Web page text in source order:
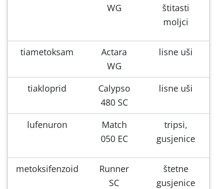
WG
štitasti
moljci
tiametoksam
Actara
WG
lisne uši
tiakloprid
Calypso
480 SC
lisne uši
lufenuron
Match
050 EC
tripsi,
gusjenice
metoksifenzoid
Runner
SC
štetne
gusjenice